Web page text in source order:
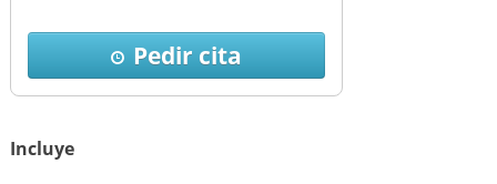
Pedir cita
Incluye